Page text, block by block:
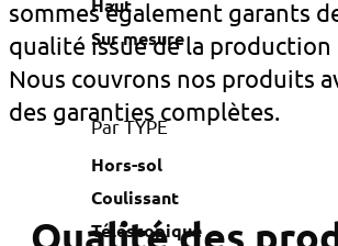
Haut
Sur mesure
Par TYPE
Hors-sol
Coulissant
Téléscopique
sommes également garants
qualité issue de la production
Nous couvrons nos produits
des garanties complètes.
Qualité des